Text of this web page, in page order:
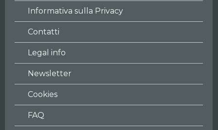
Informativa sulla Privacy
Contatti
Legal info
Newsletter
Cookies
FAQ